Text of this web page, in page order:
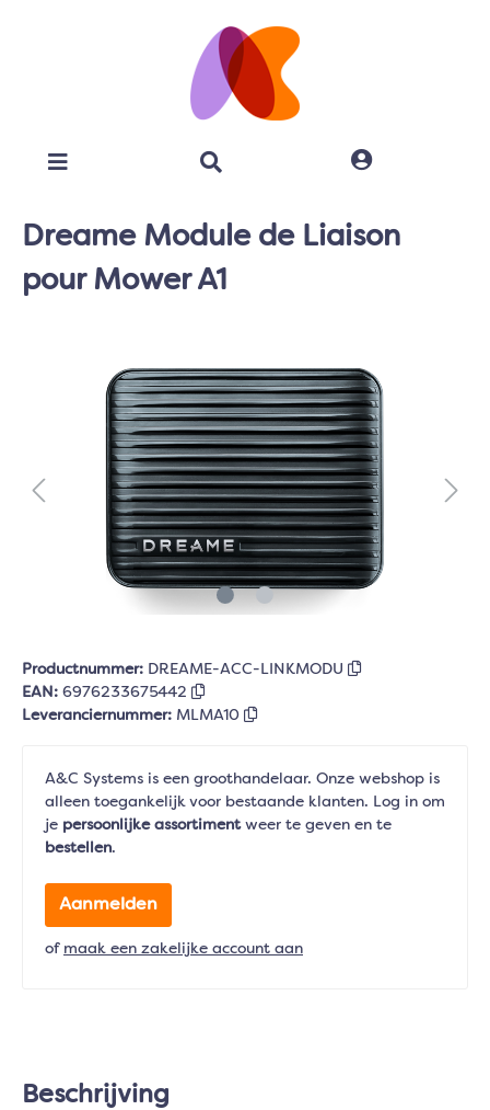
Dreame Module de Liaison
pour Mower A1
Productnummer: DREAME-ACC-LINKMODU
EAN: 6976233675442
Leveranciernummer: MLMA10
A&C Systems is een groothandelaar. Onze webshop is
alleen toegankelijk voor bestaande klanten. Log in om
je persoonlijke assortimentweer te geven en te
bestellen.
Aanmelden
of maak een zakelijke account aan
Beschrijving